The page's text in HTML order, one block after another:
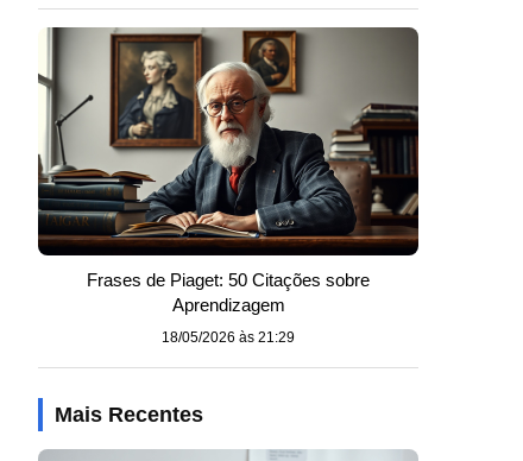
Frases de Piaget: 50 Citações sobre
Aprendizagem
18/05/2026 às 21:29
Mais Recentes